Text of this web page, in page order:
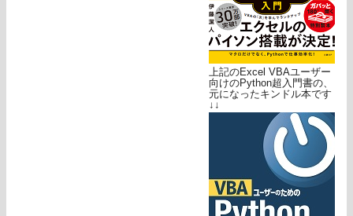
上記のExcel VBAユーザー
向けのPython超入門書の、
元になったキンドル本です
↓↓